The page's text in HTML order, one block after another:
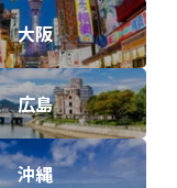
大阪
広島
沖縄